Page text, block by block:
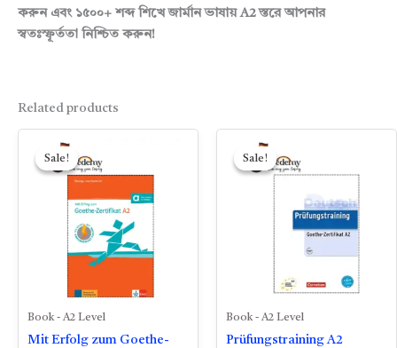
করুন এবং ১৫০০+ শব্দ শিখে জার্মান ভাষায় A2 স্তরে আপনার
স্বতঃস্ফূর্ততা নিশ্চিত করুন!
Related products
Sale!
Sale!
Book - A2 Level
Mit Erfolg zum Goethe-
was:
450.00৳ .
300.00৳ .
Sale!
Sale!
Book - A2 Level
Prüfungstraining A2
was:
350.00৳ .